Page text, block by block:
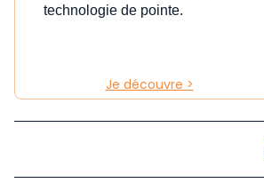
technologie de pointe.
Je découvre >